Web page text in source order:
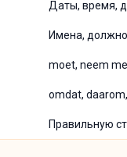
Даты, время,
Имена,
moet, neem
omdat,
Правильную